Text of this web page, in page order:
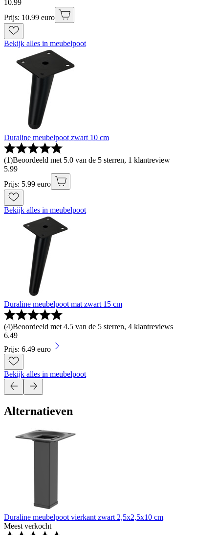
10.99
Prijs: 10.99 euro
Bekijk alles in meubelpoot
Duraline meubelpoot zwart 10 cm
(1)Beoordeeld met 5.0 van de 5 sterren, 1 klantreview
5.99
Prijs: 5.99 euro
Bekijk alles in meubelpoot
Duraline meubelpoot mat zwart 15 cm
(4)Beoordeeld met 4.5 van de 5 sterren, 4 klantreviews
6.49
Prijs: 6.49 euro
Bekijk alles in meubelpoot
Alternatieven
Duraline meubelpoot vierkant zwart 2,5x2,5x10 cm
Meest verkocht